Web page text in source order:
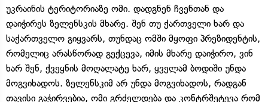
უკრაინის ტერიტორიაზე ომი. დადგნენ ჩვენთან და
დაიჭირეს ზელენსკის მხარე. შენ თუ ქართველი ხარ და
საქართველო გიყვარს, თუნდაც ომში მყოფი პრეზიდენტის,
რომელიც არასწორად გექცევა, იმის მხარე დაიჭირო, ვინ
ხარ შენ, ქვეყნის მოღალატე ხარ, ყველამ ბოდიში უნდა
მოგვიხადოს. ზელენსკიმ არ უნდა მოგვიხადოს, რადგან
თავისი გაჭირვებია, ომი გრძელდება და კონტრშეტევა რომ